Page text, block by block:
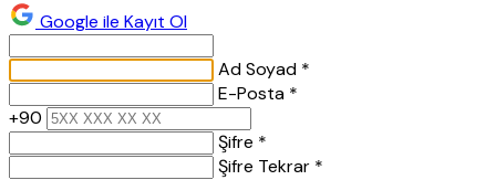
Google ile Kayıt Ol
Ad Soyad *
E-Posta *
+90
Şifre *
Şifre Tekrar *